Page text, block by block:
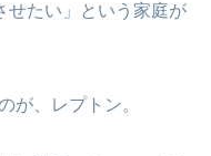
せたい」という家庭が
が、レプトン。